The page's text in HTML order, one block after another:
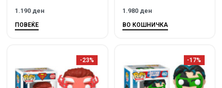
1.190 ден
ПОВЕЌЕ
1.980 ден
ВО КОШНИЧКА
-23% -17%